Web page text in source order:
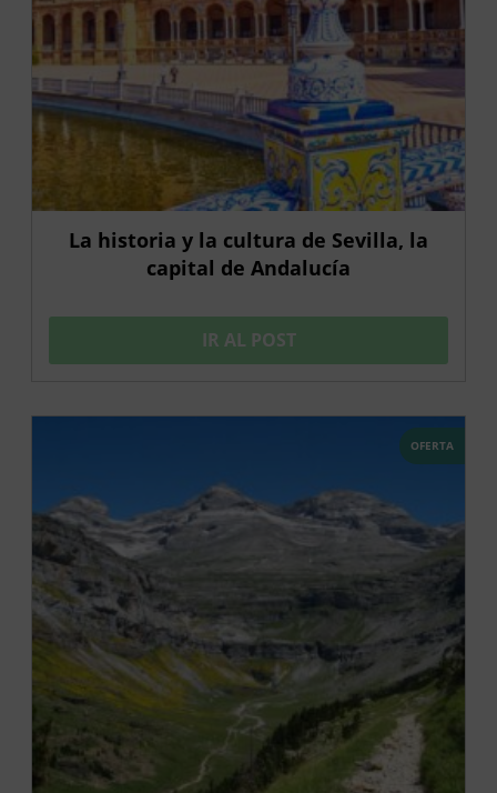
La historia y la cultura de Sevilla, la
capital de Andalucía
IR AL POST
OFERTA